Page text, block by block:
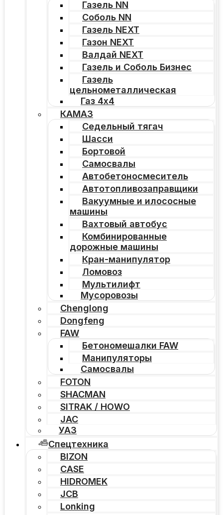
Газель NN
Соболь NN
Газель NEXT
Газон NEXT
Валдай NEXT
Газель и Соболь Бизнес
Газель
цельнометаллическая
Газ 4х4
КАМАЗ
Седельный тягач
Шасси
Бортовой
Самосвалы
Автобетоносмеситель
Автотопливозаправщики
Вакуумные и илососные
машины
Вахтовый автобус
Комбинированные
дорожные машины
Кран-манипулятор
Ломовоз
Мультилифт
Мусоровозы
Chenglong
Dongfeng
FAW
Бетономешалки FAW
Манипуляторы
Самосвалы
FOTON
SHACMAN
SITRAK / HOWO
JAC
УАЗ
Спецтехника
BIZON
CASE
HIDROMEK
JCB
Lonking